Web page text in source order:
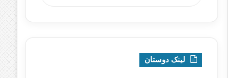
لینک دوستان